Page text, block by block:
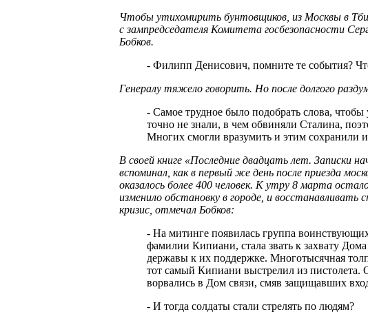
Чтобы утихомирить бунтовщиков, из Москвы в
с зампредседателя Комитета госбезопасности
Бобков.
- Филипп Денисович, помните те события?
Генералу тяжело говорить. Но после долгого
- Самое трудное было подобрать слова,
точно не знали, в чем обвиняли Сталина,
Многих смогли вразумить и этим сохранили
В своей книге «Последние двадцать лет. Записки
вспоминал, как в первый же день после приезда
оказалось более 400 человек. К утру 8 марта
изменило обстановку в городе, и
кризис, отмечал Бобков:
- На митинге появилась группа
фамилии Кипиани, стала звать к захвату
державы к их поддержке. Многотысячная
тот самый Кипиани выстрелил из пистолета.
ворвались в Дом связи, смяв защищавших
- И тогда солдаты стали стрелять по людям?